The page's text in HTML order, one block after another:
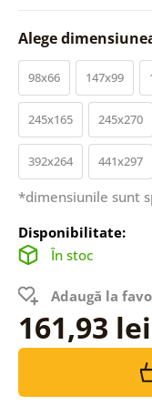
Alege
98x66 147x99
245x165 245x270
392x264 441x297
*dimensiunile sunt
Disponibilitate:
În stoc
Adaugă la
161,93 lei